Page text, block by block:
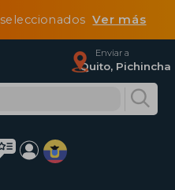
Ver más
Enviar a
Quito, Pichincha